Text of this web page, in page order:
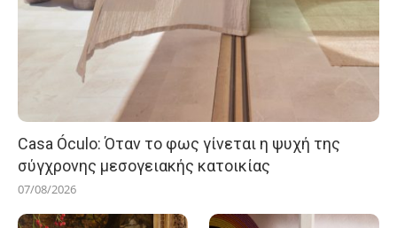
Casa Óculo: Όταν το φως γίνεται η ψυχή της
σύγχρονης μεσογειακής κατοικίας
07/08/2026